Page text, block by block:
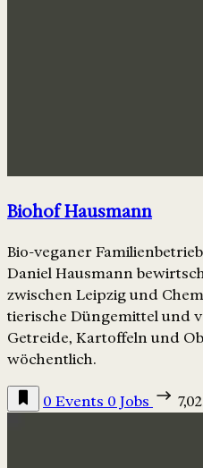
Biohof Hausmann
Bio-veganer
Daniel Hausmann
zwischen Leipzig und
tierische Düngemittel und
Getreide, Kartoffeln und
wöchentlich.
0 Events 0 Jobs